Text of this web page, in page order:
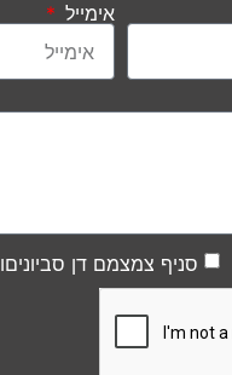
אימייל
סניף צמצמם דן סביוניםו